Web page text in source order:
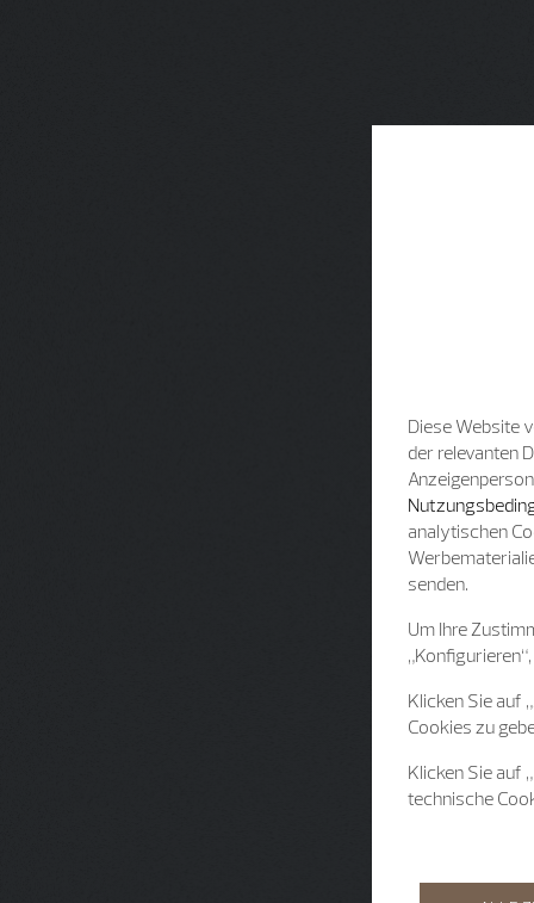
Diese Website
der relevanten
analytischen
senden.
Um Ihre
Klicken Sie auf
Cookies zu
Klicken Sie auf
technische